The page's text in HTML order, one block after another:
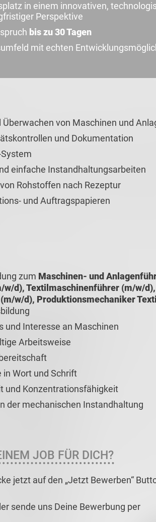
in einem innovativen,
Perspektive
bis zu 30 Tagen
mit echten
Überwachen von Maschinen und
und Dokumentation
einfache Instandhaltungsarbeiten
Rohstoffen nach Rezeptur
und Auftragspapieren
zum Maschinen- und
d), Textilmaschinenführer (m/w/d),
w/d), Produktionsmechaniker
und Interesse an Maschinen
Arbeitsweise
in Wort und Schrift
und Konzentrationsfähigkeit
der mechanischen Instandhaltung
JOB FÜR DICH?
jetzt auf den „Jetzt Bewerben“
sende uns Deine Bewerbung per